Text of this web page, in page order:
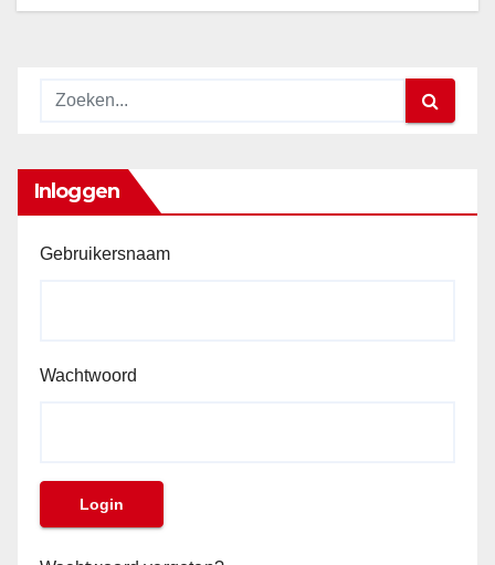
Inloggen
Gebruikersnaam
Wachtwoord